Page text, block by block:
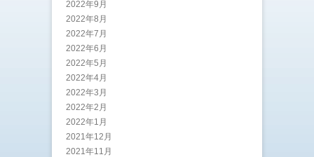
2022年9月
2022年8月
2022年7月
2022年6月
2022年5月
2022年4月
2022年3月
2022年2月
2022年1月
2021年12月
2021年11月